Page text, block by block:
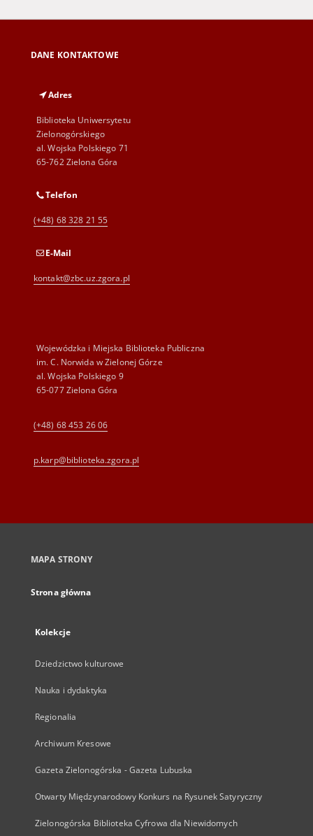
DANE KONTAKTOWE
Adres
Biblioteka Uniwersytetu
Zielonogórskiego
al. Wojska Polskiego 71
65-762 Zielona Góra
Telefon
(+48) 68 328 21 55
E-Mail
kontakt@zbc.uz.zgora.pl
Wojewódzka i Miejska Biblioteka Publiczna
im. C. Norwida w Zielonej Górze
al. Wojska Polskiego 9
65-077 Zielona Góra
(+48) 68 453 26 06
p.karp@biblioteka.zgora.pl
MAPA STRONY
Strona główna
Kolekcje
Dziedzictwo kulturowe
Nauka i dydaktyka
Regionalia
Archiwum Kresowe
Gazeta Zielonogórska - Gazeta Lubuska
Otwarty Międzynarodowy Konkurs na Rysunek Satyryczny
Zielonogórska Biblioteka Cyfrowa dla Niewidomych